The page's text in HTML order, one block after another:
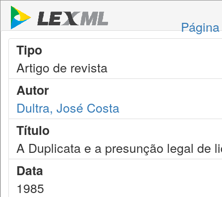
Tipo
Artigo de revista
Autor
Dultra, José Costa
Título
A Duplicata e a presunção legal de
Data
1985